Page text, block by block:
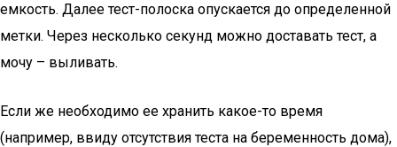
емкость. Далее тест-полоска опускается до определенной
метки. Через несколько секунд можно доставать тест, а
мочу – выливать.
Если же необходимо ее хранить какое-то время
(например, ввиду отсутствия теста на беременность дома),